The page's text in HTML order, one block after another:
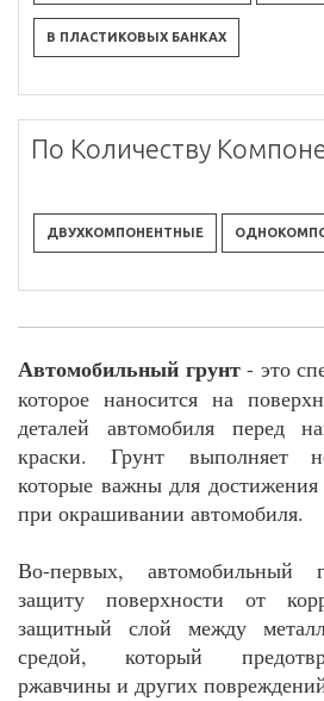
В ПЛАСТИКОВЫХ БАНКАХ
По Количеству
ДВУХКОМПОНЕНТНЫЕ
Автомобильный грунт- это
которое наносится на
деталей автомобиля перед
краски. Грунт выполняет
которые важны для достижения
при окрашивании автомобиля.
Во-первых, автомобильный
защиту поверхности от
защитный слой между
средой, который
ржавчины и других